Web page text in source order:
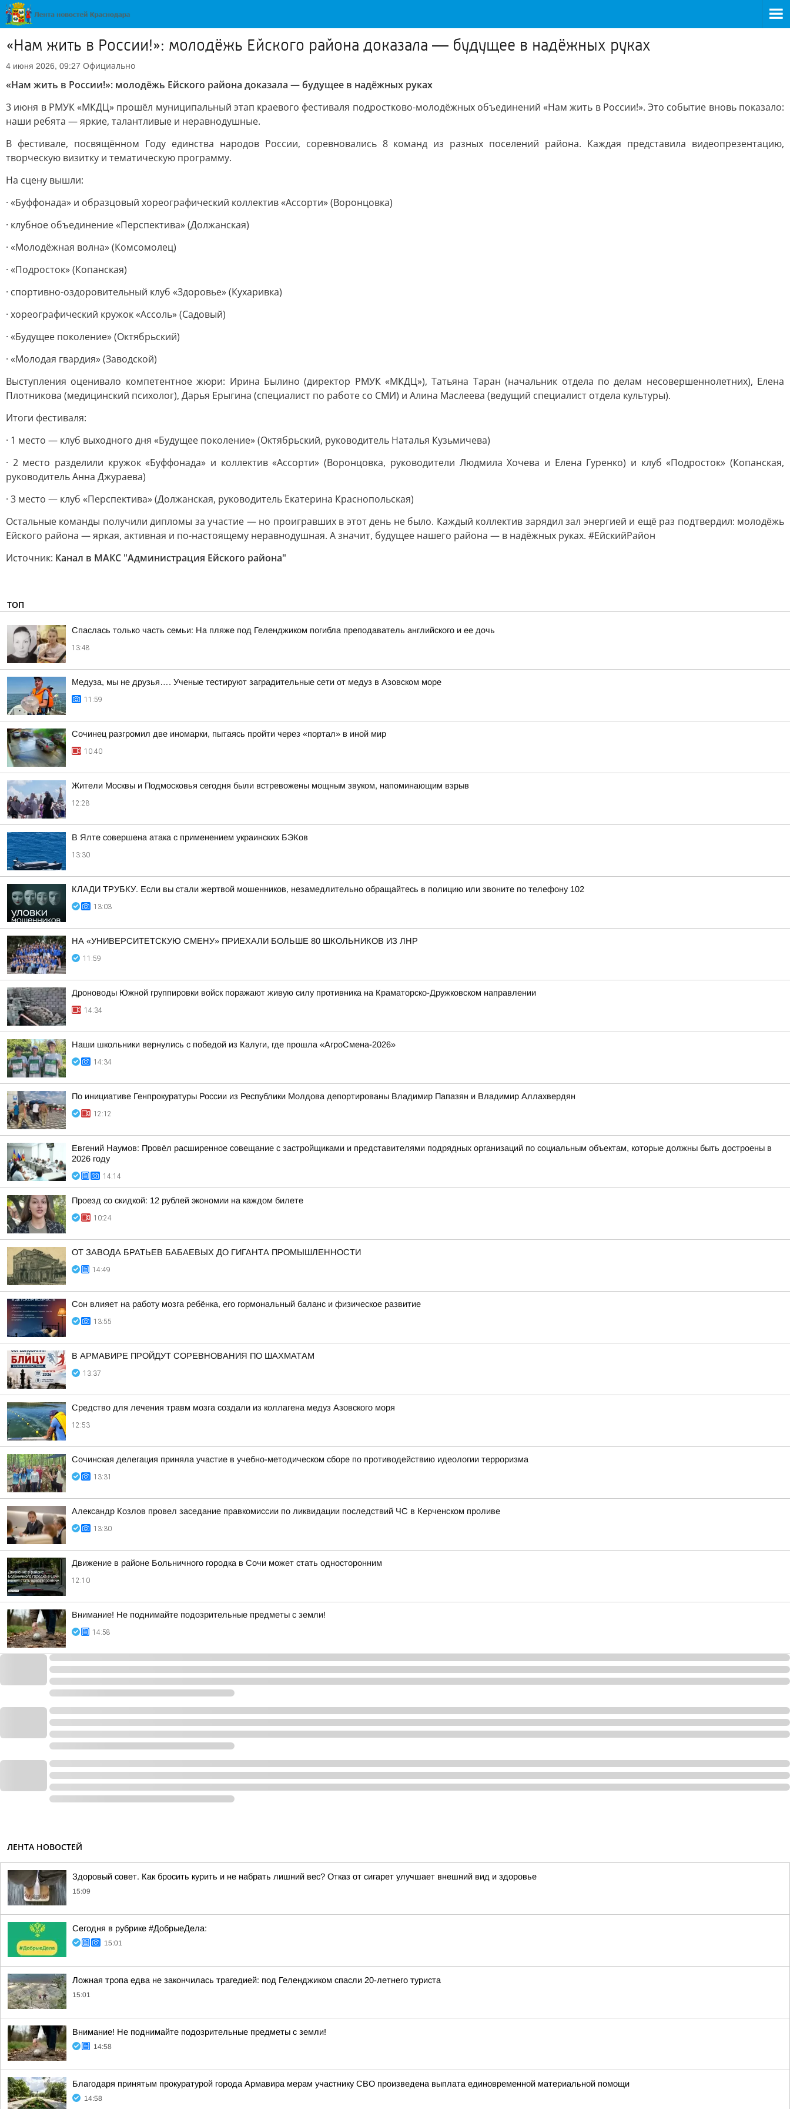
«Нам жить в России!»: молодёжь Ейского района доказала — будущее в надёжных руках
4 июня 2026, 09:27 Официально
«Нам жить в России!»: молодёжь Ейского района доказала — будущее в надёжных руках
3 июня в РМУК «МКДЦ» прошёл муниципальный этап краевого фестиваля подростково-молодёжных объединений «Нам жить в России!». Это событие вновь показало:
наши ребята — яркие, талантливые и неравнодушные.
В фестивале, посвящённом Году единства народов России, соревновались 8 команд из разных поселений района. Каждая представила видеопрезентацию,
творческую визитку и тематическую программу.
На сцену вышли:
· «Буффонада» и образцовый хореографический коллектив «Ассорти» (Воронцовка)
· клубное объединение «Перспектива» (Должанская)
· «Молодёжная волна» (Комсомолец)
· «Подросток» (Копанская)
· спортивно-оздоровительный клуб «Здоровье» (Кухаривка)
· хореографический кружок «Ассоль» (Садовый)
· «Будущее поколение» (Октябрьский)
· «Молодая гвардия» (Заводской)
Выступления оценивало компетентное жюри: Ирина Былино (директор РМУК «МКДЦ»), Татьяна Таран (начальник отдела по делам несовершеннолетних), Елена
Плотникова (медицинский психолог), Дарья Ерыгина (специалист по работе со СМИ) и Алина Маслеева (ведущий специалист отдела культуры).
Итоги фестиваля:
· 1 место — клуб выходного дня «Будущее поколение» (Октябрьский, руководитель Наталья Кузьмичева)
· 2 место разделили кружок «Буффонада» и коллектив «Ассорти» (Воронцовка, руководители Людмила Хочева и Елена Гуренко) и клуб «Подросток» (Копанская,
руководитель Анна Джураева)
· 3 место — клуб «Перспектива» (Должанская, руководитель Екатерина Краснопольская)
Остальные команды получили дипломы за участие — но проигравших в этот день не было. Каждый коллектив зарядил зал энергией и ещё раз подтвердил: молодёжь
Ейского района — яркая, активная и по-настоящему неравнодушная. А значит, будущее нашего района — в надёжных руках. #ЕйскийРайон
Источник: Канал в МАКС "Администрация Ейского района"
ТОП
Спаслась только часть семьи: На пляже под Геленджиком погибла преподаватель английского и ее дочь
13:48
Медуза, мы не друзья…. Ученые тестируют заградительные сети от медуз в Азовском море
11:59
Сочинец разгромил две иномарки, пытаясь пройти через «портал» в иной мир
10:40
Жители Москвы и Подмосковья сегодня были встревожены мощным звуком, напоминающим взрыв
12:28
В Ялте совершена атака с применением украинских БЭКов
13:30
КЛАДИ ТРУБКУ. Если вы стали жертвой мошенников, незамедлительно обращайтесь в полицию или звоните по телефону 102
13:03
НА «УНИВЕРСИТЕТСКУЮ СМЕНУ» ПРИЕХАЛИ БОЛЬШЕ 80 ШКОЛЬНИКОВ ИЗ ЛНР
11:59
Дроноводы Южной группировки войск поражают живую силу противника на Краматорско-Дружковском направлении
14:34
Наши школьники вернулись с победой из Калуги, где прошла «АгроСмена-2026»
14:34
По инициативе Генпрокуратуры России из Республики Молдова депортированы Владимир Папазян и Владимир Аллахвердян
12:12
Евгений Наумов: Провёл расширенное совещание с застройщиками и представителями подрядных организаций по социальным объектам, которые должны быть достроены в
2026 году
14:14
Проезд со скидкой: 12 рублей экономии на каждом билете
10:24
ОТ ЗАВОДА БРАТЬЕВ БАБАЕВЫХ ДО ГИГАНТА ПРОМЫШЛЕННОСТИ
14:49
Сон влияет на работу мозга ребёнка, его гормональный баланс и физическое развитие
13:55
В АРМАВИРЕ ПРОЙДУТ СОРЕВНОВАНИЯ ПО ШАХМАТАМ
13:37
Средство для лечения травм мозга создали из коллагена медуз Азовского моря
12:53
Сочинская делегация приняла участие в учебно-методическом сборе по противодействию идеологии терроризма
13:31
Александр Козлов провел заседание правкомиссии по ликвидации последствий ЧС в Керченском проливе
13:30
Движение в районе Больничного городка в Сочи может стать односторонним
12:10
Внимание! Не поднимайте подозрительные предметы с земли!
14:58
ЛЕНТА НОВОСТЕЙ
Здоровый совет. Как бросить курить и не набрать лишний вес? Отказ от сигарет улучшает внешний вид и здоровье
15:09
Сегодня в рубрике #ДобрыеДела:
15:01
Ложная тропа едва не закончилась трагедией: под Геленджиком спасли 20-летнего туриста
15:01
Внимание! Не поднимайте подозрительные предметы с земли!
14:58
Благодаря принятым прокуратурой города Армавира мерам участнику СВО произведена выплата единовременной материальной помощи
14:58